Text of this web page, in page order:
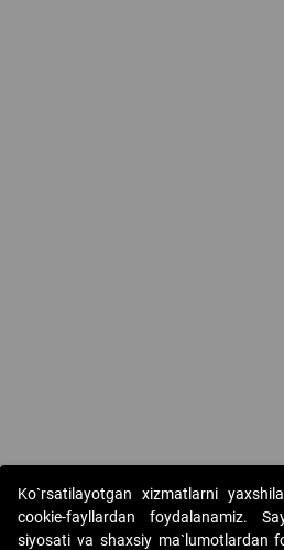
Ko`rsatilayotgan xizmatlarni
cookie-fayllardan foydalanamiz.
siyosati va shaxsiy ma`lumotlardan